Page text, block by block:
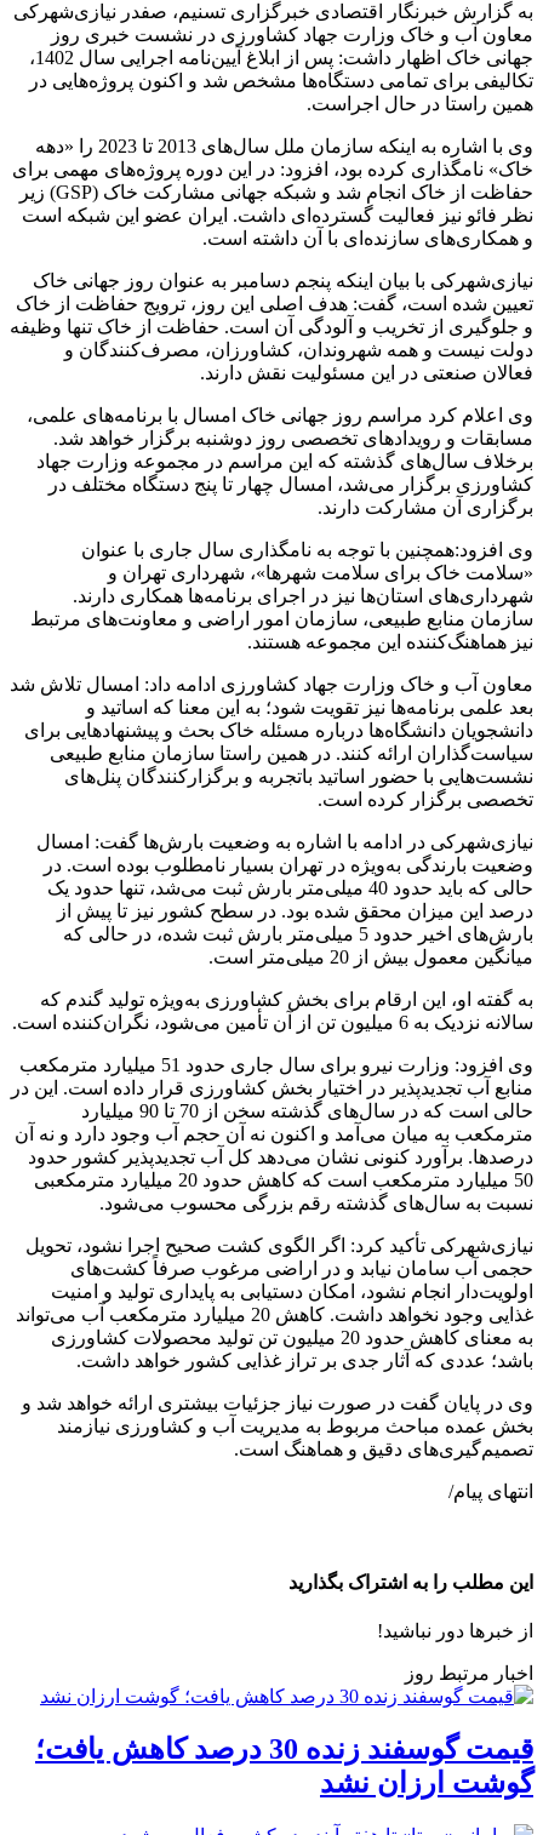
به گزارش خبرنگار اقتصادی خبرگزاری تسنیم، صفدر نیازی‌شهرکی
معاون آب و خاک وزارت جهاد کشاورزی در نشست خبری روز
جهانی خاک اظهار داشت: پس از ابلاغ آیین‌نامه اجرایی سال 1402،
تکالیفی برای تمامی دستگاه‌ها مشخص شد و اکنون پروژه‌هایی در
همین راستا در حال اجراست.
وی با اشاره به اینکه سازمان ملل سال‌های 2013 تا 2023 را «دهه
خاک» نامگذاری کرده بود، افزود: در این دوره پروژه‌های مهمی برای
حفاظت از خاک انجام شد و شبکه جهانی مشارکت خاک (GSP) زیر
نظر فائو نیز فعالیت گسترده‌ای داشت. ایران عضو این شبکه است
و همکاری‌های سازنده‌ای با آن داشته است.
نیازی‌شهرکی با بیان اینکه پنجم دسامبر به عنوان روز جهانی خاک
تعیین شده است، گفت: هدف اصلی این روز، ترویج حفاظت از خاک
و جلوگیری از تخریب و آلودگی آن است. حفاظت از خاک تنها وظیفه
دولت نیست و همه شهروندان، کشاورزان، مصرف‌کنندگان و
فعالان صنعتی در این مسئولیت نقش دارند.
وی اعلام کرد مراسم روز جهانی خاک امسال با برنامه‌های علمی،
مسابقات و رویدادهای تخصصی روز دوشنبه برگزار خواهد شد.
برخلاف سال‌های گذشته که این مراسم در مجموعه وزارت جهاد
کشاورزی برگزار می‌شد، امسال چهار تا پنج دستگاه مختلف در
برگزاری آن مشارکت دارند.
وی افزود:همچنین با توجه به نامگذاری سال جاری با عنوان
«سلامت خاک برای سلامت شهرها»، شهرداری تهران و
شهرداری‌های استان‌ها نیز در اجرای برنامه‌ها همکاری دارند.
سازمان منابع طبیعی، سازمان امور اراضی و معاونت‌های مرتبط
نیز هماهنگ‌کننده این مجموعه هستند.
معاون آب و خاک وزارت جهاد کشاورزی ادامه داد: امسال تلاش شد
بعد علمی برنامه‌ها نیز تقویت شود؛ به این معنا که اساتید و
دانشجویان دانشگاه‌ها درباره مسئله خاک بحث و پیشنهادهایی برای
سیاست‌گذاران ارائه کنند. در همین راستا سازمان منابع طبیعی
نشست‌هایی با حضور اساتید باتجربه و برگزارکنندگان پنل‌های
تخصصی برگزار کرده است.
نیازی‌شهرکی در ادامه با اشاره به وضعیت بارش‌ها گفت: امسال
وضعیت بارندگی به‌ویژه در تهران بسیار نامطلوب بوده است. در
حالی که باید حدود 40 میلی‌متر بارش ثبت می‌شد، تنها حدود یک
درصد این میزان محقق شده بود. در سطح کشور نیز تا پیش از
بارش‌های اخیر حدود 5 میلی‌متر بارش ثبت شده، در حالی که
میانگین معمول بیش از 20 میلی‌متر است.
به گفته او، این ارقام برای بخش کشاورزی به‌ویژه تولید گندم که
سالانه نزدیک به 6 میلیون تن از آن تأمین می‌شود، نگران‌کننده است.
وی افزود: وزارت نیرو برای سال جاری حدود 51 میلیارد مترمکعب
منابع آب تجدیدپذیر در اختیار بخش کشاورزی قرار داده است. این در
حالی است که در سال‌های گذشته سخن از 70 تا 90 میلیارد
مترمکعب به میان می‌آمد و اکنون نه آن حجم آب وجود دارد و نه آن
درصدها. برآورد کنونی نشان می‌دهد کل آب تجدیدپذیر کشور حدود
50 میلیارد مترمکعب است که کاهش حدود 20 میلیارد مترمکعبی
نسبت به سال‌های گذشته رقم بزرگی محسوب می‌شود.
نیازی‌شهرکی تأکید کرد: اگر الگوی کشت صحیح اجرا نشود، تحویل
حجمی آب سامان نیابد و در اراضی مرغوب صرفاً کشت‌های
اولویت‌دار انجام نشود، امکان دستیابی به پایداری تولید و امنیت
غذایی وجود نخواهد داشت. کاهش 20 میلیارد مترمکعب آب می‌تواند
به معنای کاهش حدود 20 میلیون تن تولید محصولات کشاورزی
باشد؛ عددی که آثار جدی بر تراز غذایی کشور خواهد داشت.
وی در پایان گفت در صورت نیاز جزئیات بیشتری ارائه خواهد شد و
بخش عمده مباحث مربوط به مدیریت آب و کشاورزی نیازمند
تصمیم‌گیری‌های دقیق و هماهنگ است.
انتهای پیام/
این مطلب را به اشتراک بگذارید
از خبرها دور نباشید!
اخبار مرتبط روز
قیمت گوسفند زنده 30 درصد کاهش یافت؛
گوشت ارزان نشد